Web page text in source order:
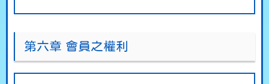
第六章 會員之權利